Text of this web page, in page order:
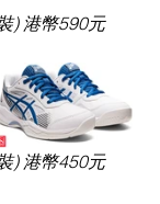
) 港幣590元
) 港幣450元